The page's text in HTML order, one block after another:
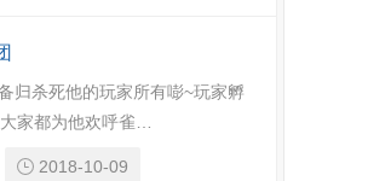
归杀死他的玩家所有嘭~玩家孵
家都为他欢呼雀…
2018-10-09